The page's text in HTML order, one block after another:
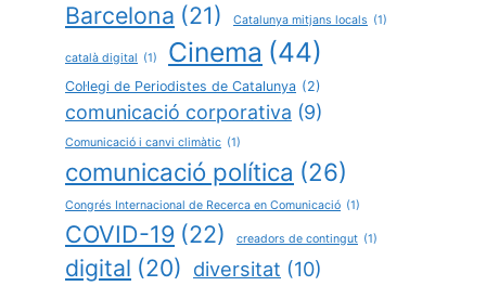
Barcelona (21) Catalunya mitjans locals (1)
català digital (1) Cinema (44)
Col·legi de Periodistes de Catalunya (2)
comunicació corporativa (9)
Comunicació i canvi climàtic (1)
comunicació política (26)
Congrés Internacional de Recerca en Comunicació (1)
COVID-19 (22) creadors de contingut (1)
digital (20) diversitat (10)